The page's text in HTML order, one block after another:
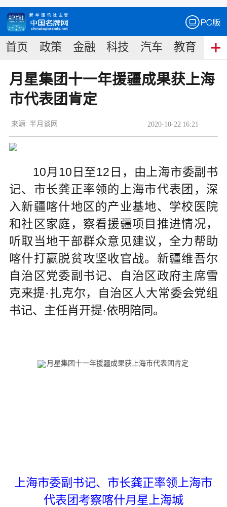
首页 政策 金融 科技 汽车 教育 食
月星集团十一年援疆成果获上海
市代表团肯定
2020-10-22 16:21
来源: 半月谈网
10月10日至12日，由上海市委副书
记、市长龚正率领的上海市代表团，深
入新疆喀什地区的产业基地、学校医院
和社区家庭，察看援疆项目推进情况，
听取当地干部群众意见建议，全力帮助
喀什打赢脱贫攻坚收官战。新疆维吾尔
自治区党委副书记、自治区政府主席雪
克来提·扎克尔，自治区人大常委会党组
书记、主任肖开提·依明陪同。
上海市委副书记、市长龚正率领上海市
代表团考察喀什月星上海城